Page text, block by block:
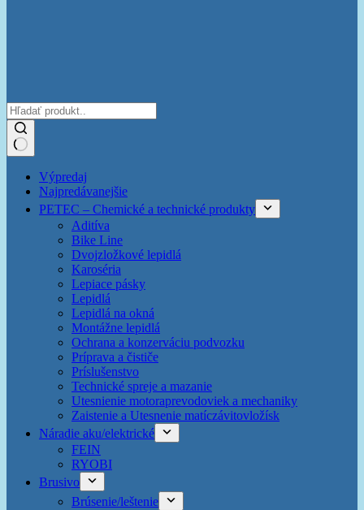
výsledkyVýpredaj
Najpredávanejšie
PETEC – Chemické a technické produkty
Aditíva
Bike Line
Dvojzložkové lepidlá
Karoséria
Lepiace pásky
Lepidlá
Lepidlá na okná
Montážne lepidlá
Ochrana a konzerváciu podvozku
Príprava a čističe
Príslušenstvo
Technické spreje a mazanie
Utesnienie motoraprevodoviek a mechaniky
Zaistenie a Utesnenie matíczávitovložísk
Náradie aku/elektrické
FEIN
RYOBI
Brusivo
Brúsenie/leštenie